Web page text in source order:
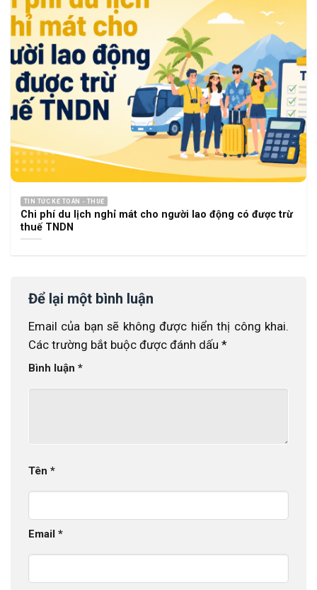
TIN TỨC KẾ TOÁN - THUẾ
Chi phí du lịch nghỉ mát cho người lao động có được trừ
thuế TNDN
Để lại một bình luận
Email của bạn sẽ không được hiển thị công khai.
Các trường bắt buộc được đánh dấu *
Bình luận *
Tên *
Email *